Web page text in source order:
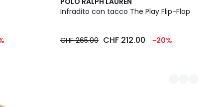
Infradito con tacco The Play Flip-Flop
CHF 265.00 CHF 212.00 -20%
Colori